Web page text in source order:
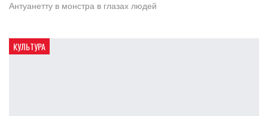
Антуанетту в монстра в глазах людей
КУЛЬТУРА